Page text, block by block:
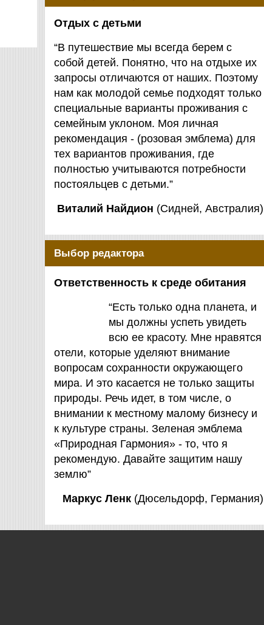
Отдых с детьми
“В путешествие мы всегда берем с
собой детей. Понятно, что на отдыхе их
запросы отличаются от наших. Поэтому
нам как молодой семье подходят только
специальные варианты проживания с
семейным уклоном. Моя личная
рекомендация - (розовая эмблема) для
тех вариантов проживания, где
полностью учитываются потребности
постояльцев с детьми.”
Виталий Найдион (Сидней, Австралия)
Выбор редактора
Ответственность к среде обитания
“Есть только одна планета, и
мы должны успеть увидеть
всю ее красоту. Мне нравятся
отели, которые уделяют внимание
вопросам сохранности окружающего
мира. И это касается не только защиты
природы. Речь идет, в том числе, о
внимании к местному малому бизнесу и
к культуре страны. Зеленая эмблема
«Природная Гармония» - то, что я
рекомендую. Давайте защитим нашу
землю”
Маркус Ленк (Дюсельдорф, Германия)